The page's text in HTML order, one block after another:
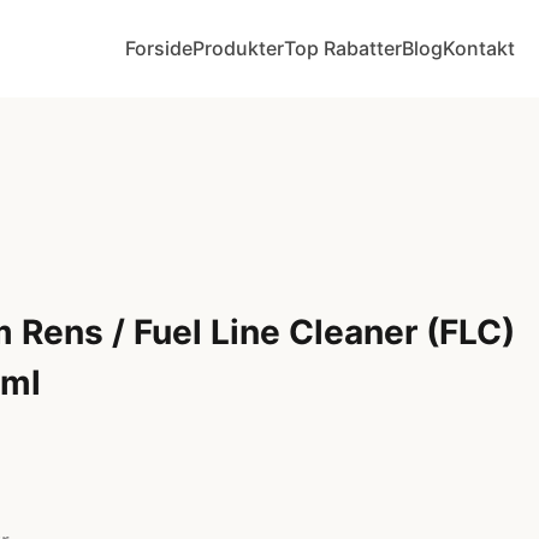
ForsideProdukterTop RabatterBlogKontakt
Rens / Fuel Line Cleaner (FLC)